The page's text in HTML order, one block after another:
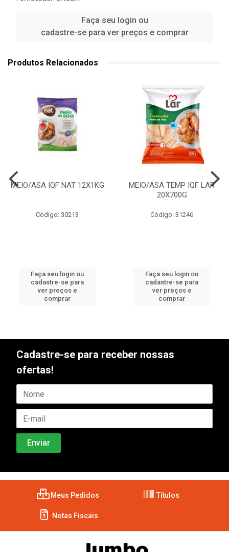
Faça seu login ou
cadastre-se para ver preços e comprar
Produtos Relacionados
MEIO/ASA IQF NAT 12X1KG
Código: 30213
Faça seu login ou
cadastre-se para
ver preços e
comprar
MEIO/ASA TEMP IQF LAR
20X700G
Código: 31246
Faça seu login ou
cadastre-se para
ver preços e
comprar
Cadastre-se para receber nossas
ofertas!
Meus Pedidos Títulos
Notas Fiscais